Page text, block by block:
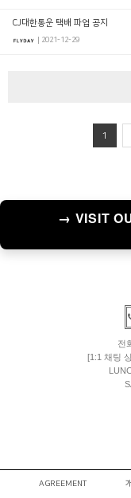
CJ대한통운 택배 파업 공지
| 2021-12-29
1
→ VISIT
전
[1:1 채팅
AGREEMENT